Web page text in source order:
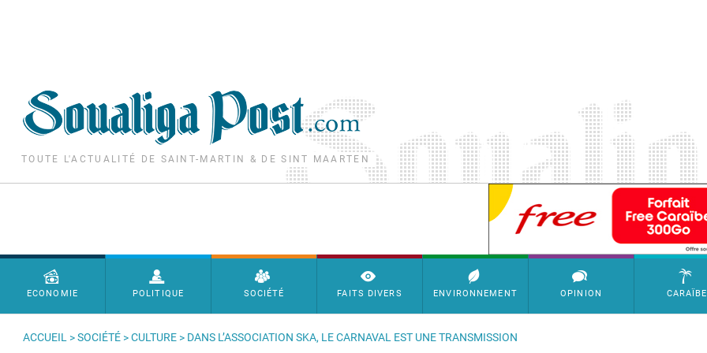
TOUTE L'ACTUALITÉ DE SAINT-MARTIN & DE SINT MAARTEN
SimpleAds Block Bannière
Menu principal
ECONOMIE POLITIQUE SOCIÉTÉ FAITS DIVERS ENVIRONNEMENT OPINION CARAÏBE
ACCUEIL >SOCIÉTÉ >CULTURE > DANS L’ASSOCIATION SKA, LE CARNAVAL EST UNE TRANSMISSION